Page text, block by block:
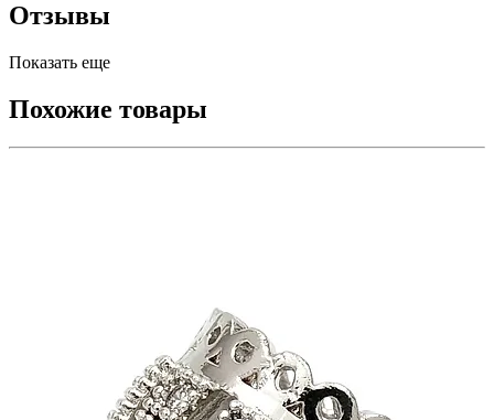
Отзывы
Показать еще
Похожие товары